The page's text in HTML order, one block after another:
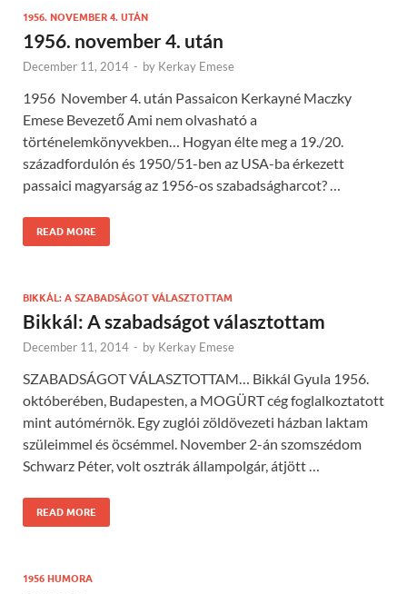
1956. NOVEMBER 4. UTÁN
1956. november 4. után
December 11, 2014 - by Kerkay Emese
1956 November 4. után Passaicon Kerkayné Maczky
Emese Bevezető Ami nem olvasható a
történelemkönyvekben… Hogyan élte meg a 19./20.
századfordulón és 1950/51-ben az USA-ba érkezett
passaici magyarság az 1956-os szabadságharcot? …
READ MORE
BIKKÁL: A SZABADSÁGOT VÁLASZTOTTAM
Bikkál: A szabadságot választottam
December 11, 2014 - by Kerkay Emese
SZABADSÁGOT VÁLASZTOTTAM… Bikkál Gyula 1956.
októberében, Budapesten, a MOGÜRT cég foglalkoztatott
mint autómérnök. Egy zuglói zöldövezeti házban laktam
szüleimmel és öcsémmel. November 2-án szomszédom
Schwarz Péter, volt osztrák állampolgár, átjött …
READ MORE
1956 HUMORA